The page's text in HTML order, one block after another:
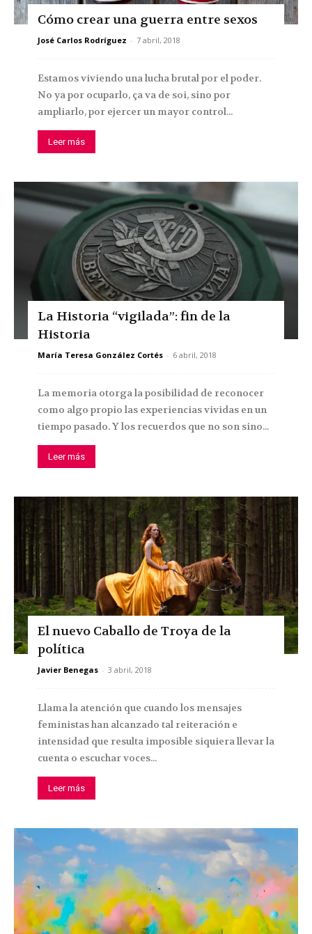
Cómo crear una guerra entre sexos
José Carlos Rodríguez - 7 abril, 2018
Estamos viviendo una lucha brutal por el poder.
No ya por ocuparlo, ça va de soi, sino por
ampliarlo, por ejercer un mayor control...
Leer más
La Historia “vigilada”: fin de la
Historia
María Teresa González Cortés - 6 abril, 2018
La memoria otorga la posibilidad de reconocer
como algo propio las experiencias vividas en un
tiempo pasado. Y los recuerdos que no son sino...
Leer más
El nuevo Caballo de Troya de la
política
Javier Benegas - 3 abril, 2018
Llama la atención que cuando los mensajes
feministas han alcanzado tal reiteración e
intensidad que resulta imposible siquiera llevar la
cuenta o escuchar voces...
Leer más